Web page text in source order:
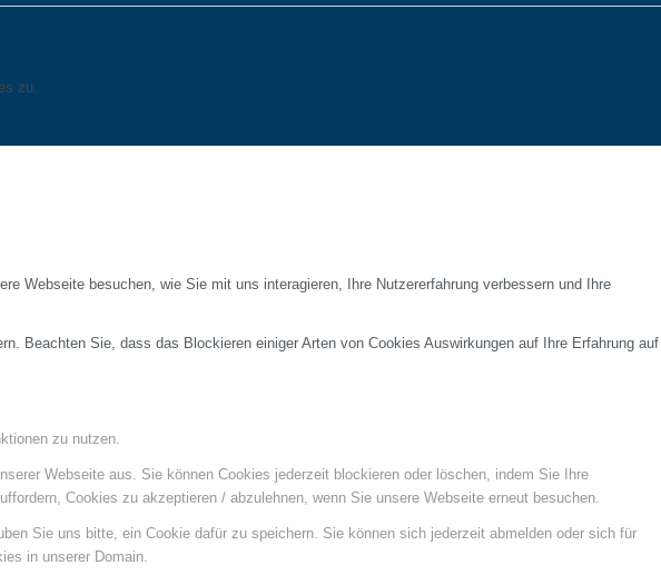
zu.
Webseite besuchen, wie Sie mit uns interagieren, Ihre Nutzererfahrung verbessern und Ihre
Beachten Sie, dass das Blockieren einiger Arten von Cookies Auswirkungen auf Ihre Erfahrung auf
zu nutzen.
Webseite aus. Sie können Cookies jederzeit blockieren oder löschen, indem Sie Ihre
Cookies zu akzeptieren / abzulehnen, wenn Sie unsere Webseite erneut besuchen.
Sie uns bitte, ein Cookie dafür zu speichern. Sie können sich jederzeit abmelden oder sich für
in unserer Domain.